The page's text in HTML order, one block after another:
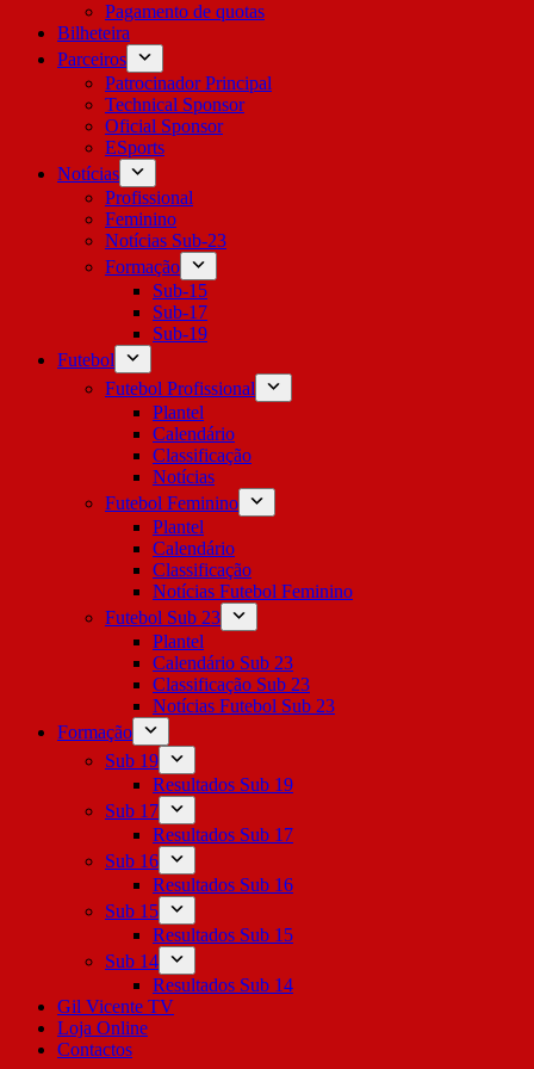
Pagamento de quotas
Bilheteira
Parceiros
Patrocinador Principal
Technical Sponsor
Oficial Sponsor
ESports
Notícias
Profissional
Feminino
Notícias Sub-23
Formação
Sub-15
Sub-17
Sub-19
Futebol
Futebol Profissional
Plantel
Calendário
Classificação
Notícias
Futebol Feminino
Plantel
Calendário
Classificação
Notícias Futebol Feminino
Futebol Sub 23
Plantel
Calendário Sub 23
Classificação Sub 23
Notícias Futebol Sub 23
Formação
Sub 19
Resultados Sub 19
Sub 17
Resultados Sub 17
Sub 16
Resultados Sub 16
Sub 15
Resultados Sub 15
Sub 14
Resultados Sub 14
Gil Vicente TV
Loja Online
Contactos